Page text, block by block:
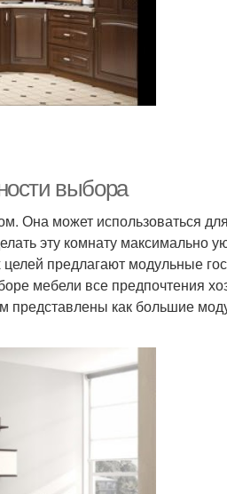
выбора
Она может использоваться
эту комнату максимально
предлагают модульные
мебели все предпочтения
представлены как большие